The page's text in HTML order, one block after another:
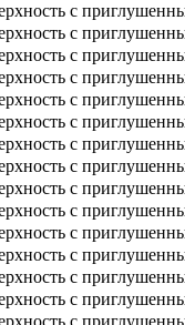
с
с
с
с
с
с
с
с
с
с
с
с
с
с